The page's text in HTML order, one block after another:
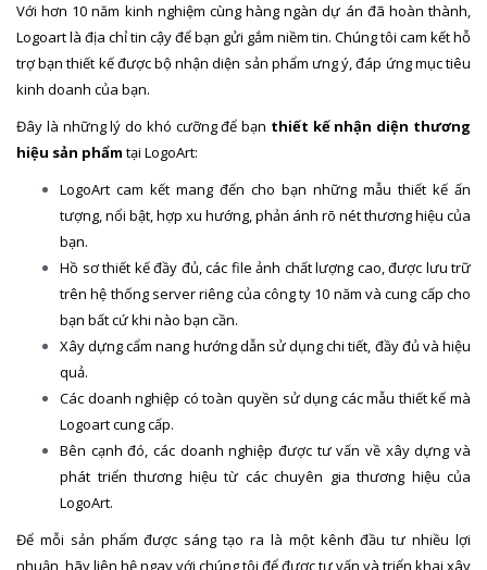
Với hơn 10 năm kinh nghiệm cùng hàng ngàn dự án đã hoàn thành,
Logoart là địa chỉ tin cậy để bạn gửi gắm niềm tin. Chúng tôi cam kết hỗ
trợ bạn thiết kế được bộ nhận diện sản phẩm ưng ý, đáp ứng mục tiêu
kinh doanh của bạn.
Đây là những lý do khó cưỡng để bạn thiết kế nhận diện thương
hiệu sản phẩm tại LogoArt:
LogoArt cam kết mang đến cho bạn những mẫu thiết kế ấn
tượng, nổi bật, hợp xu hướng, phản ánh rõ nét thương hiệu của
bạn.
Hồ sơ thiết kế đầy đủ, các file ảnh chất lượng cao, được lưu trữ
trên hệ thống server riêng của công ty 10 năm và cung cấp cho
bạn bất cứ khi nào bạn cần.
Xây dựng cẩm nang hướng dẫn sử dụng chi tiết, đầy đủ và hiệu
quả.
Các doanh nghiệp có toàn quyền sử dụng các mẫu thiết kế mà
Logoart cung cấp.
Bên cạnh đó, các doanh nghiệp được tư vấn về xây dựng và
phát triển thương hiệu từ các chuyên gia thương hiệu của
LogoArt.
Để mỗi sản phẩm được sáng tạo ra là một kênh đầu tư nhiều lợi
nhuận, hãy liên hệ ngay với chúng tôi để được tư vấn và triển khai xây